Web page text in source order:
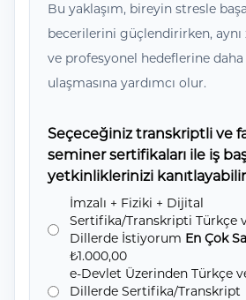
Bu yaklaşım, bireyin stresle
becerilerini güçlendirirken, aynı
ve profesyonel hedeflerine
ulaşmasına yardımcı olur.
Seçeceğiniz transkriptli ve
seminer sertifikaları ile iş
yetkinliklerinizi
İmzalı + Fiziki + Dijital
Sertifika/Transkripti Türkçe
Dillerde İstiyorum En Çok
₺1.000,00
e-Devlet Üzerinden Türkçe
Dillerde Sertifika/Transkript